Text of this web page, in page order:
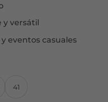
versátil
eventos casuales
41